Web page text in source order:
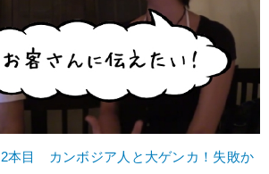
2本目 カンボジア人と大ゲンカ！失敗か